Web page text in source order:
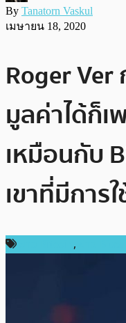
By Tanatorn Vaskul
เมษายน 18, 2020
Roger
มูลค่าได้ก็เ
เหมือนกับ
เขาที่มีการ
,